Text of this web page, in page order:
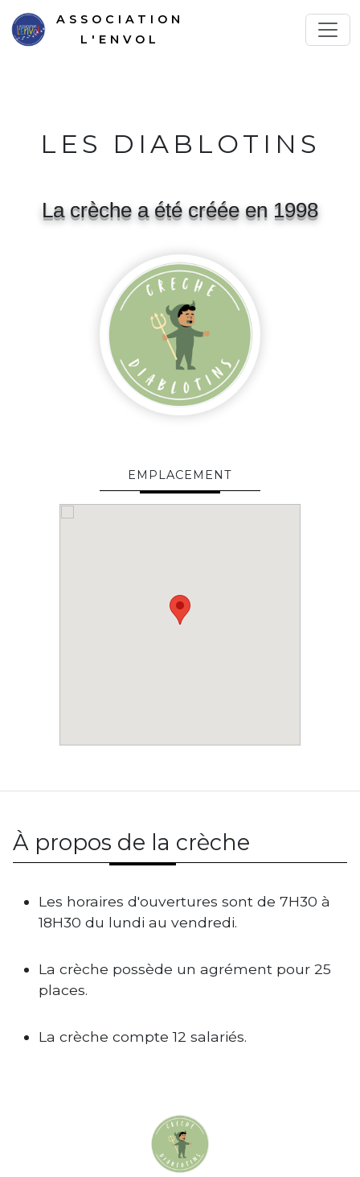
ASSOCIATION
L'ENVOL
LES DIABLOTINS
La crèche a été créée en 1998
EMPLACEMENT
À propos de la crèche
Les horaires d'ouvertures sont de 7H30 à
18H30 du lundi au vendredi.
La crèche possède un agrément pour 25
places.
La crèche compte 12 salariés.